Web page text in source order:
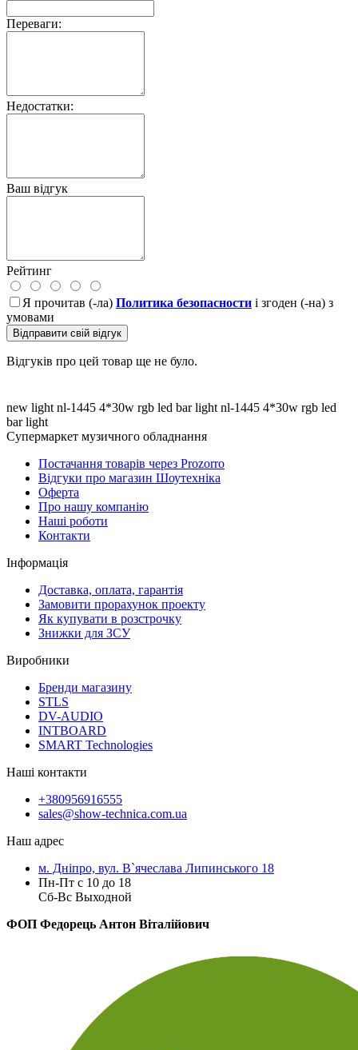
Переваги:
Недостатки:
Ваш відгук
Рейтинг
Я прочитав (-ла) Политика безопасности і згоден (-на) з
умовами
Відправити свій відгук
Відгуків про цей товар ще не було.
new light nl-1445 4*30w rgb led bar light nl-1445 4*30w rgb led
bar light
Супермаркет музичного обладнання
Постачання товарів через Prozorro
Відгуки про магазин Шоутехнiка
Оферта
Про нашу компанію
Нашi роботи
Контакти
Iнформацiя
Доставка, оплата, гарантія
Замовити прорахунок проекту
Як купувати в розстрочку
Знижки для ЗСУ
Виробники
Бренди магазину
STLS
DV-AUDIO
INTBOARD
SMART Technologies
Наші контакти
+380956916555
sales@show-technica.com.ua
Наш адрес
м. Дніпро, вул. В`ячеслава Липинського 18
Пн-Пт с 10 до 18
Сб-Вс Выходной
ФОП Федорець Антон Віталійович